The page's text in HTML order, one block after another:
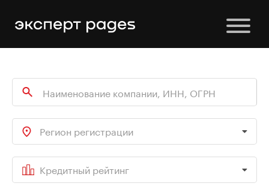
Регион регистрации
Кредитный рейтинг